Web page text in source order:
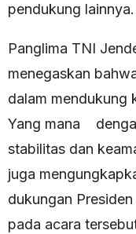
pendukung lainnya.
Panglima TNI
menegaskan
dalam mendukung
Yang mana
stabilitas dan
juga
dukungan
pada acara